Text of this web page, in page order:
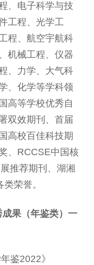
、电子科学与技
工程、光学工
程、航空宇航科
机械工程、仪器
、力学、大气科
、化学等学科领
高等学校优秀自
双效期刊、首届
高校百佳科技期
、RCCSE中国核
推荐期刊、湖湘
荣誉。
果（年鉴类）一
鉴2022》